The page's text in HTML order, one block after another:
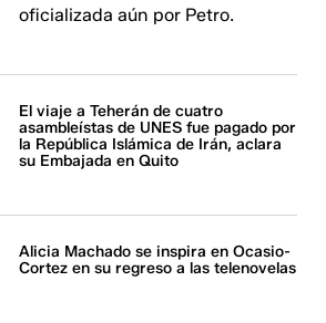
oficializada aún por Petro.
El viaje a Teherán de cuatro
asambleístas de UNES fue pagado por
la República Islámica de Irán, aclara
su Embajada en Quito
Alicia Machado se inspira en Ocasio-
Cortez en su regreso a las telenovelas